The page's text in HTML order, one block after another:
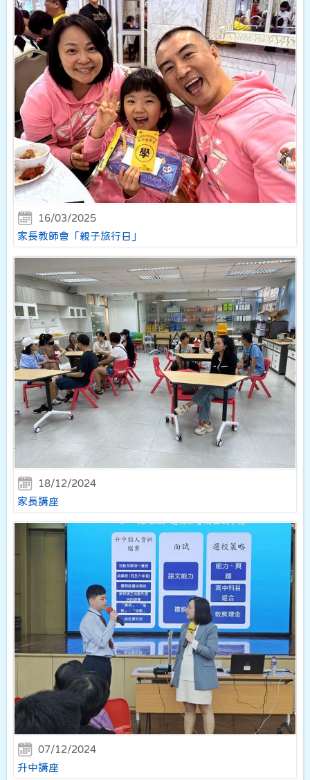
16/03/2025
家長教師會「親子旅行日」
18/12/2024
家長講座
07/12/2024
升中講座